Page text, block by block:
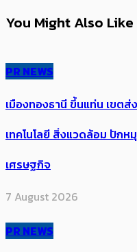
You Might Also Like
PR NEWS
เมืองทองธานี ขึ้นแท่น เขตส่
เทคโนโลยี สิ่งแวดล้อม ปัก
เศรษฐกิจ
7 August 2026
PR NEWS